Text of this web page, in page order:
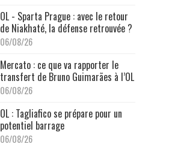
OL - Sparta Prague : avec le retour
de Niakhaté, la défense retrouvée ?
06/08/26
Mercato : ce que va rapporter le
transfert de Bruno Guimarães à l’OL
06/08/26
OL : Tagliafico se prépare pour un
potentiel barrage
06/08/26